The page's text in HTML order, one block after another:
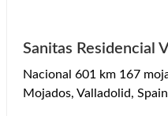
Sanitas Residencial
Nacional 601 km 167
Mojados, Valladolid, Spain